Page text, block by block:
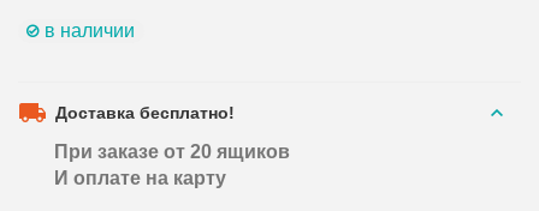
в наличии
Доставка бесплатно!
При заказе от 20 ящиков
И оплате на карту